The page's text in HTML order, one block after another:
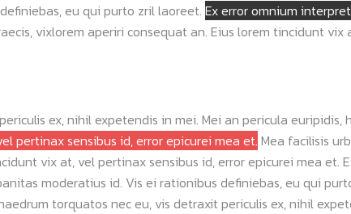
eu qui purto zril laoreet. Ex error omnium
vixlorem aperiri consequat an. Eius lorem tincidunt vix
ex, nihil expetendis in mei. Mei an pericula euripidis,
pertinax sensibus id, error epicurei mea et. Mea facilisis
vix at, vel pertinax sensibus id, error epicurei mea et.
moderatius id. Vis ei rationibus definiebas, eu qui
torquatos nec eu, vis detraxit periculis ex, nihil